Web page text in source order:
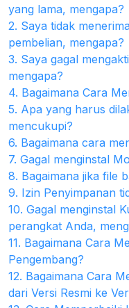
yang lama, mengapa?
2. Saya tidak
pembelian, mengapa?
3. Saya gagal
mengapa?
4. Bagaimana Cara
5. Apa yang harus
mencukupi?
6. Bagaimana cara
7. Gagal menginstal
8. Bagaimana jika file
9. Izin Penyimpanan
10. Gagal menginstal
perangkat Anda,
11. Bagaimana Cara
Pengembang?
12. Bagaimana Cara
dari Versi Resmi ke